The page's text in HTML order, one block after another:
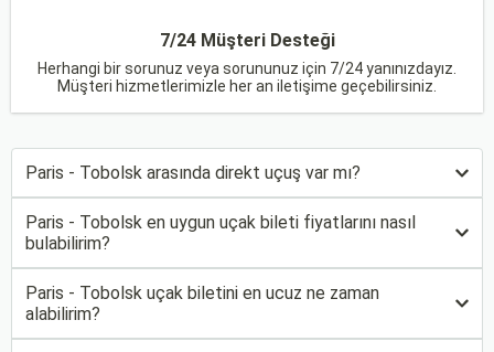
7/24 Müşteri Desteği
Herhangi bir sorunuz veya sorununuz için 7/24 yanınızdayız.
Müşteri hizmetlerimizle her an iletişime geçebilirsiniz.
Paris - Tobolsk arasında direkt uçuş var mı?
Paris - Tobolsk en uygun uçak bileti fiyatlarını nasıl
bulabilirim?
Paris - Tobolsk uçak biletini en ucuz ne zaman
alabilirim?